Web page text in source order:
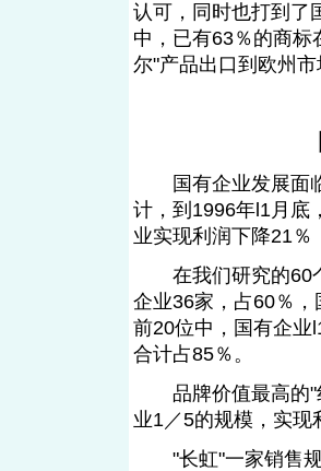
认可，同时也打到了
中，已有63％的商标
尔"产品出口到欧州
国有企业发展面临
计，到1996年l1月底
业实现利润下降21％
在我们研究的60个
企业36家，占60％
前20位中，国有企业
合计占85％。
品牌价值最高的"
业1／5的规模，实
"长虹"一家销售规